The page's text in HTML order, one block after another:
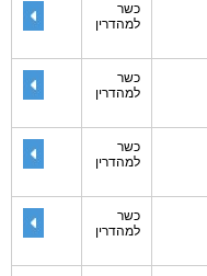
כשר
למהדרין
כשר
למהדרין
כשר
למהדרין
כשר
למהדרין